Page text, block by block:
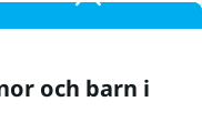
och barn i